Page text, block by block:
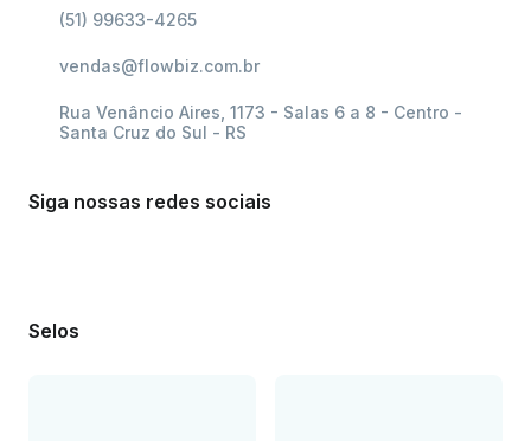
(51) 99633-4265
vendas@flowbiz.com.br
Rua Venâncio Aires, 1173 - Salas 6 a 8 - Centro -
Santa Cruz do Sul - RS
Siga nossas redes sociais
Selos